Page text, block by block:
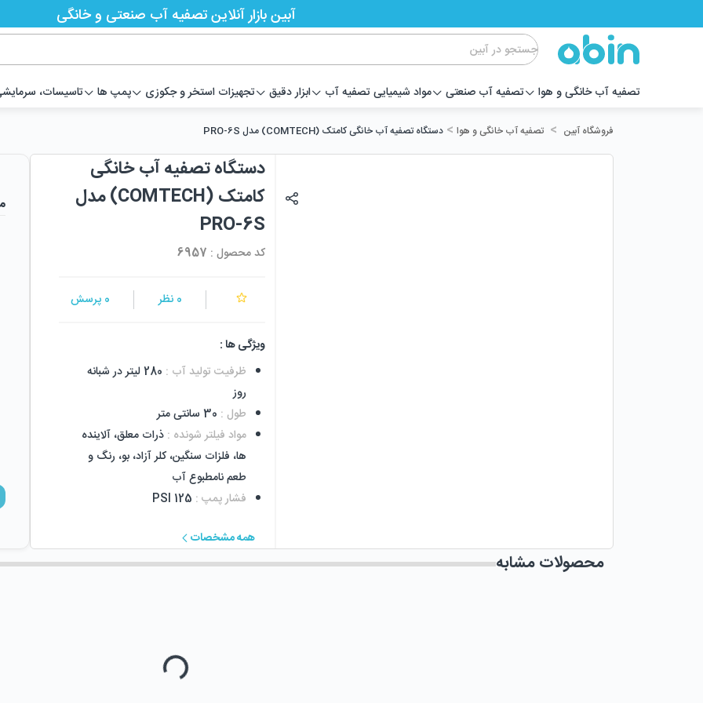
تصفیه آب خانگی و هوا تصفیه آب صنعتی مواد شیمیایی تصفیه آب ابزار دقیق تجهیزات استخر و جکوزی پمپ ها تاسیسات،
آبین بازار آنلاین تصفیه آب صنعتی و خانگی
فروشگاه آبین > تصفیه آب خانگی و هوا > دستگاه تصفیه آب خانگی کامتک (COMTECH) مدل PRO-6S
دستگاه تصفیه آب خانگی
کامتک (COMTECH) مدل
PRO-6S
کد محصول : 6957
0 نظر 0 پرسش
ویژگی ها :
ظرفیت تولید آب :
280 لیتر در شبانه
روز
طول : 30 سانتی متر
مواد فیلتر شونده : ذرات معلق، آلاینده
ها، فلزات سنگین، کلر آزاد، بو، رنگ و
طعم نامطبوع آب
فشار پمپ:
125 PSI
همه مشخصات
محصولات مشابه